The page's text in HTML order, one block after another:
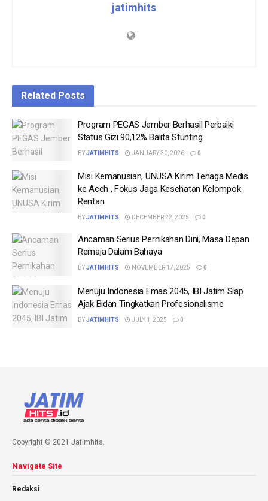
jatimhits
Related Posts
Program PEGAS Jember Berhasil Perbaiki
Status Gizi 90,12% Balita Stunting
BYJATIMHITS JANUARY 30, 2026 0
Misi Kemanusian, UNUSA Kirim Tenaga Medis
ke Aceh , Fokus Jaga Kesehatan Kelompok
Rentan
BYJATIMHITS DECEMBER 22, 2025 0
Ancaman Serius Pernikahan Dini, Masa Depan
Remaja Dalam Bahaya
BYJATIMHITS NOVEMBER 17, 2025 0
Menuju Indonesia Emas 2045, IBI Jatim Siap
Ajak Bidan Tingkatkan Profesionalisme
BYJATIMHITS JULY 1, 2025 0
Copyright © 2021 Jatimhits.
Navigate Site
Redaksi